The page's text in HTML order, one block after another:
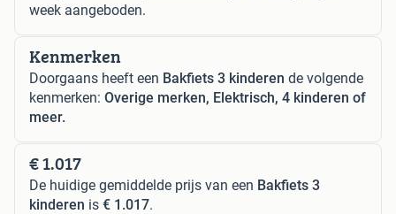
week aangeboden.
Kenmerken
Doorgaans heeft een Bakfiets 3 kinderen de volgende
kenmerken: Overige merken, Elektrisch, 4 kinderen of
meer.
€ 1.017
De huidige gemiddelde prijs van een Bakfiets 3
kinderen is € 1.017.